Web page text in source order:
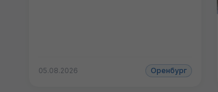
05.08.2026 Оренбург